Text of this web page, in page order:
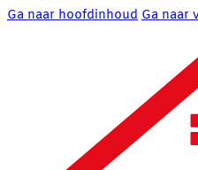
Ga naar hoofdinhoud Ga naar